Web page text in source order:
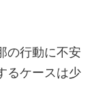
の行動に不安
るケースは少